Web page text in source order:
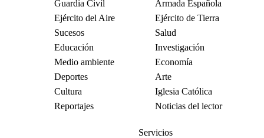
Guardia Civil
Armada Española
Ejército del Aire
Ejército de Tierra
Sucesos
Salud
Educación
Investigación
Medio ambiente
Economía
Deportes
Arte
Cultura
Iglesia Católica
Reportajes
Noticias del lector
Servicios